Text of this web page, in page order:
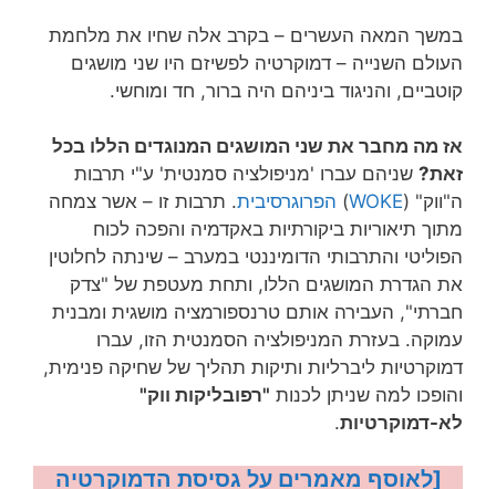
במשך המאה העשרים – בקרב אלה שחיו את מלחמת
העולם השנייה – דמוקרטיה לפשיזם היו שני מושגים
קוטביים, והניגוד ביניהם היה ברור, חד ומוחשי.
אז מה מחבר את שני המושגים המנוגדים הללו בכל
זאת? שניהם עברו 'מניפולציה סמנטית' ע"י תרבות
ה"ווק" (WOKE
) הפרוגרסיבית. תרבות זו – אשר צמחה
מתוך תיאוריות ביקורתיות באקדמיה והפכה לכוח
הפוליטי והתרבותי הדומיננטי במערב – שינתה לחלוטין
את הגדרת המושגים הללו, ותחת מעטפת של "צדק
חברתי", העבירה אותם טרנספורמציה מושגית ומבנית
עמוקה. בעזרת המניפולציה הסמנטית הזו, עברו
דמוקרטיות ליברליות ותיקות תהליך של שחיקה פנימית,
והופכו למה שניתן לכנות "רפובליקות ווק"
לא-דמוקרטיות.
[לאוסף מאמרים על גסיסת הדמוקרטיה